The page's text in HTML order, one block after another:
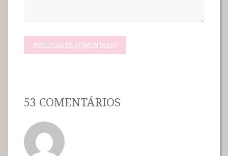
53 COMENTÁRIOS